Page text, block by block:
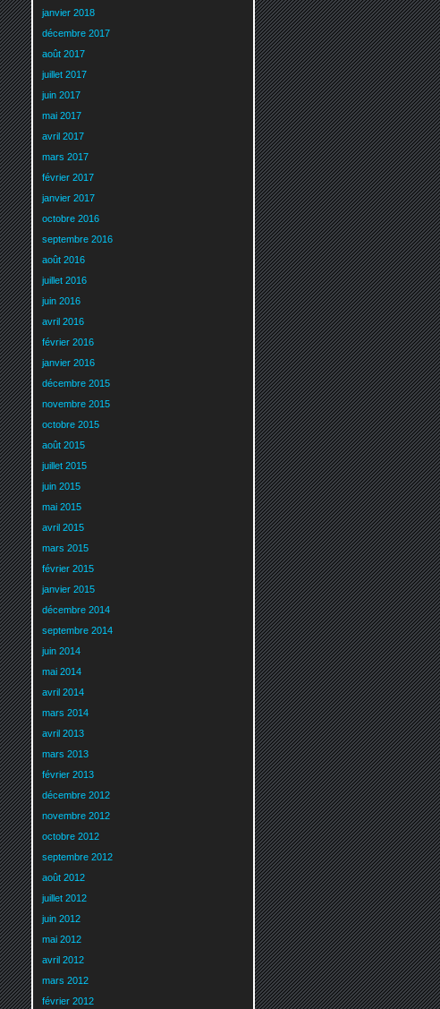
janvier 2018
décembre 2017
août 2017
juillet 2017
juin 2017
mai 2017
avril 2017
mars 2017
février 2017
janvier 2017
octobre 2016
septembre 2016
août 2016
juillet 2016
juin 2016
avril 2016
février 2016
janvier 2016
décembre 2015
novembre 2015
octobre 2015
août 2015
juillet 2015
juin 2015
mai 2015
avril 2015
mars 2015
février 2015
janvier 2015
décembre 2014
septembre 2014
juin 2014
mai 2014
avril 2014
mars 2014
avril 2013
mars 2013
février 2013
décembre 2012
novembre 2012
octobre 2012
septembre 2012
août 2012
juillet 2012
juin 2012
mai 2012
avril 2012
mars 2012
février 2012